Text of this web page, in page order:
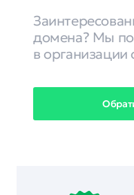
домена? Мы
в организации